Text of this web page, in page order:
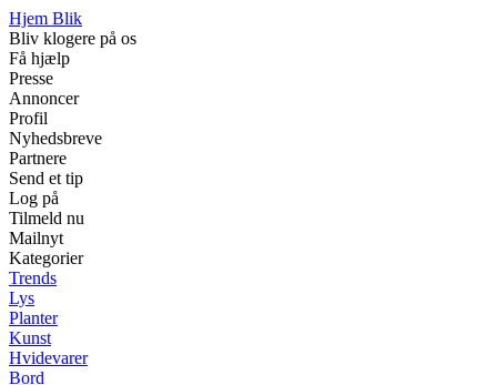
Hjem Blik
Bliv klogere på os
Få hjælp
Presse
Annoncer
Profil
Nyhedsbreve
Partnere
Send et tip
Log på
Tilmeld nu
Mailnyt
Kategorier
Trends
Lys
Planter
Kunst
Hvidevarer
Bord